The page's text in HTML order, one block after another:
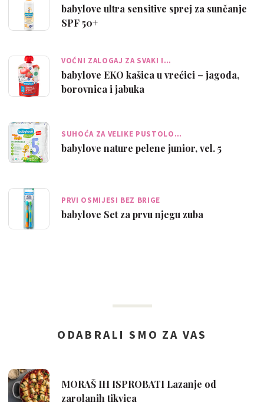
babylove ultra sensitive sprej za sunčanje
SPF 50+
VOĆNI ZALOGAJ ZA SVAKI I…
babylove EKO kašica u vrećici – jagoda,
borovnica i jabuka
SUHOĆA ZA VELIKE PUSTOLO…
babylove nature pelene junior, vel. 5
PRVI OSMIJESI BEZ BRIGE
babylove Set za prvu njegu zuba